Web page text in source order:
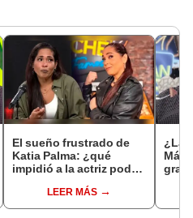
El sueño frustrado de
Katia Palma: ¿qué
impidió a la actriz poder
LEER MÁS
¿La
gran